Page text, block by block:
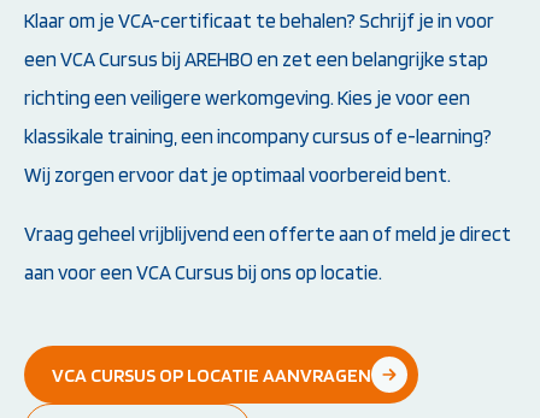
Klaar om je VCA-certificaat te behalen? Schrijf je in voor
een VCA Cursus bij AREHBO en zet een belangrijke stap
richting een veiligere werkomgeving. Kies je voor een
klassikale training, een incompany cursus of e-learning?
Wij zorgen ervoor dat je optimaal voorbereid bent.
Vraag geheel vrijblijvend een offerte aan of meld je direct
aan voor een VCA Cursus bij ons op locatie.
VCA CURSUS OP LOCATIE AANVRAGEN